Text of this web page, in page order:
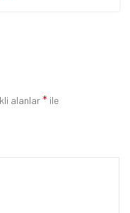
alanlar* ile